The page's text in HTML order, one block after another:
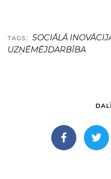
TAGS: SOCIĀLĀ
UZŅĒMĒJDARBĪBA